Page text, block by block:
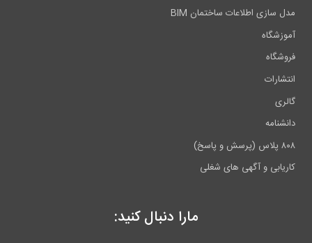
مدل سازی اطلاعات ساختمان BIM
آموزشگاه
فروشگاه
انتشارات
گالری
دانشنامه
۸۰۸ پلاس (پرسش و پاسخ)
کاریابی و آگهی های شغلی
مارا دنبال کنید: